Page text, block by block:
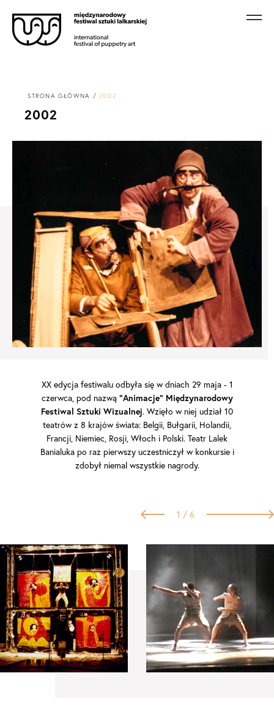
STRONA GŁÓWNA 2002
2002
XX edycja festiwalu odbyła się w dniach 29 maja - 1
czerwca, pod nazwą "Animacje" Międzynarodowy
Festiwal Sztuki Wizualnej. Wzięło w niej udział 10
teatrów z 8 krajów świata: Belgii, Bułgarii, Holandii,
Francji, Niemiec, Rosji, Włoch i Polski. Teatr Lalek
Banialuka po raz pierwszy uczestniczył w konkursie i
zdobył niemal wszystkie nagrody.
1 / 6